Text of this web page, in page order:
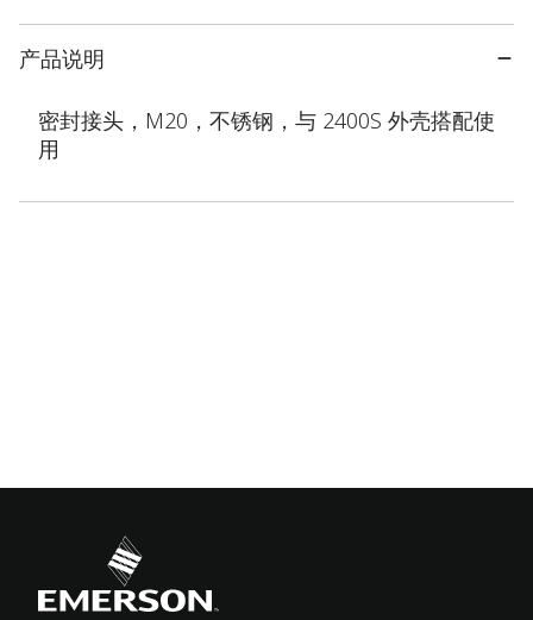
产品说明
密封接头，M20，不锈钢，与 2400S 外壳搭配使
用